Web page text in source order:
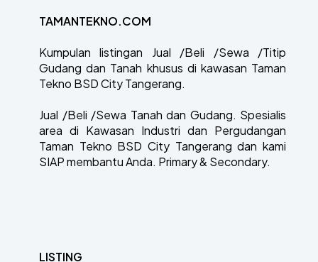
TAMANTEKNO.COM
Kumpulan listingan Jual /Beli /Sewa /Titip
Gudang dan Tanah khusus di kawasan Taman
Tekno BSD City Tangerang.
Jual /Beli /Sewa Tanah dan Gudang. Spesialis
area di Kawasan Industri dan Pergudangan
Taman Tekno BSD City Tangerang dan kami
SIAP membantu Anda. Primary & Secondary.
LISTING